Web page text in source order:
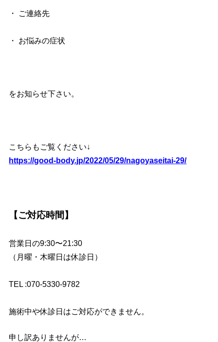
・ ご連絡先
・ お悩みの症状
をお知らせ下さい。
こちらもご覧ください↓
https://good-body.jp/2022/05/29/nagoyaseitai-29/
【ご対応時間】
営業日の9:30〜21:30
（月曜・木曜日は休診日）
TEL :070-5330-9782
施術中や休診日はご対応ができません。
申し訳ありませんが…